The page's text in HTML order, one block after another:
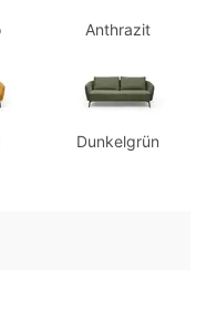
Anthrazit
Dunkelgrün